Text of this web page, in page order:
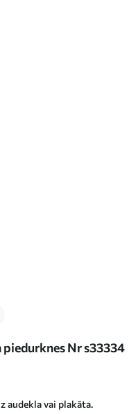
Nr s33334
audekla vai plakāta.